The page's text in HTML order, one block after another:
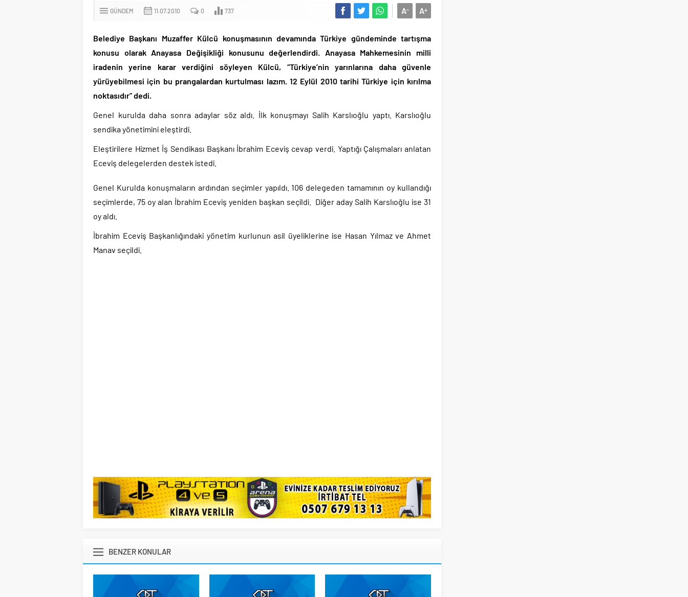
GÜNDEM 11.07.2010 0 737 A+
A-
Belediye Başkanı Muzaffer Külcü konuşmasının devamında Türkiye gündeminde tartışma
konusu olarak Anayasa Değişikliği konusunu değerlendirdi. Anayasa Mahkemesinin milli
iradenin yerine karar verdiğini söyleyen Külcü, “Türkiye’nin yarınlarına daha güvenle
yürüyebilmesi için bu prangalardan kurtulması lazım. 12 Eylül 2010 tarihi Türkiye için kırılma
noktasıdır” dedi.
Genel kurulda daha sonra adaylar söz aldı. İlk konuşmayı Salih Karslıoğlu yaptı. Karslıoğlu
sendika yönetimini eleştirdi.
Eleştirilere Hizmet İş Sendikası Başkanı İbrahim Eceviş cevap verdi. Yaptığı Çalışmaları anlatan
Eceviş delegelerden destek istedi.
Genel Kurulda konuşmaların ardından seçimler yapıldı. 106 delegeden tamamının oy kullandığı
seçimlerde, 75 oy alan İbrahim Eceviş yeniden başkan seçildi. Diğer aday Salih Karslıoğlu ise 31
oy aldı.
İbrahim Eceviş Başkanlığındaki yönetim kurlunun asil üyeliklerine ise Hasan Yılmaz ve Ahmet
Manav seçildi.
BENZER KONULAR